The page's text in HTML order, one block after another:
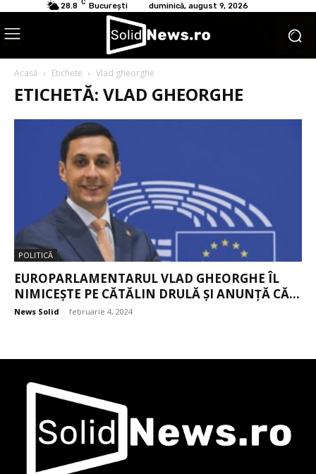
28.8 C București duminică, august 9, 2026
Acasă Etichete Vlad gheorghe
ETICHETĂ: VLAD GHEORGHE
POLITICĂ
EUROPARLAMENTARUL VLAD GHEORGHE ÎL
NIMICEȘTE PE CĂTĂLIN DRULĂ ȘI ANUNȚĂ CĂ...
News Solid - februarie 4, 2024